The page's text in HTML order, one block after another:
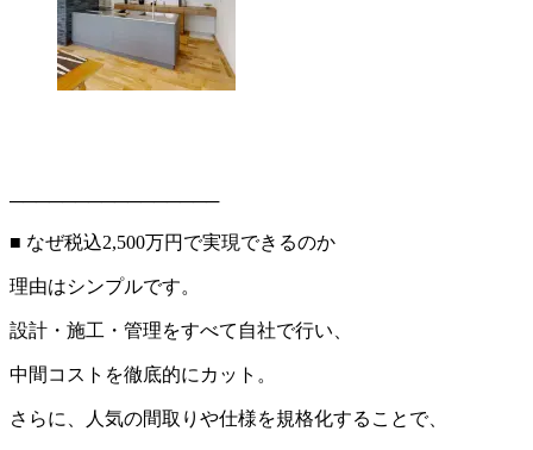
────────────────
■ なぜ税込2,500万円で実現できるのか
理由はシンプルです。
設計・施工・管理をすべて自社で行い、
中間コストを徹底的にカット。
さらに、人気の間取りや仕様を規格化することで、